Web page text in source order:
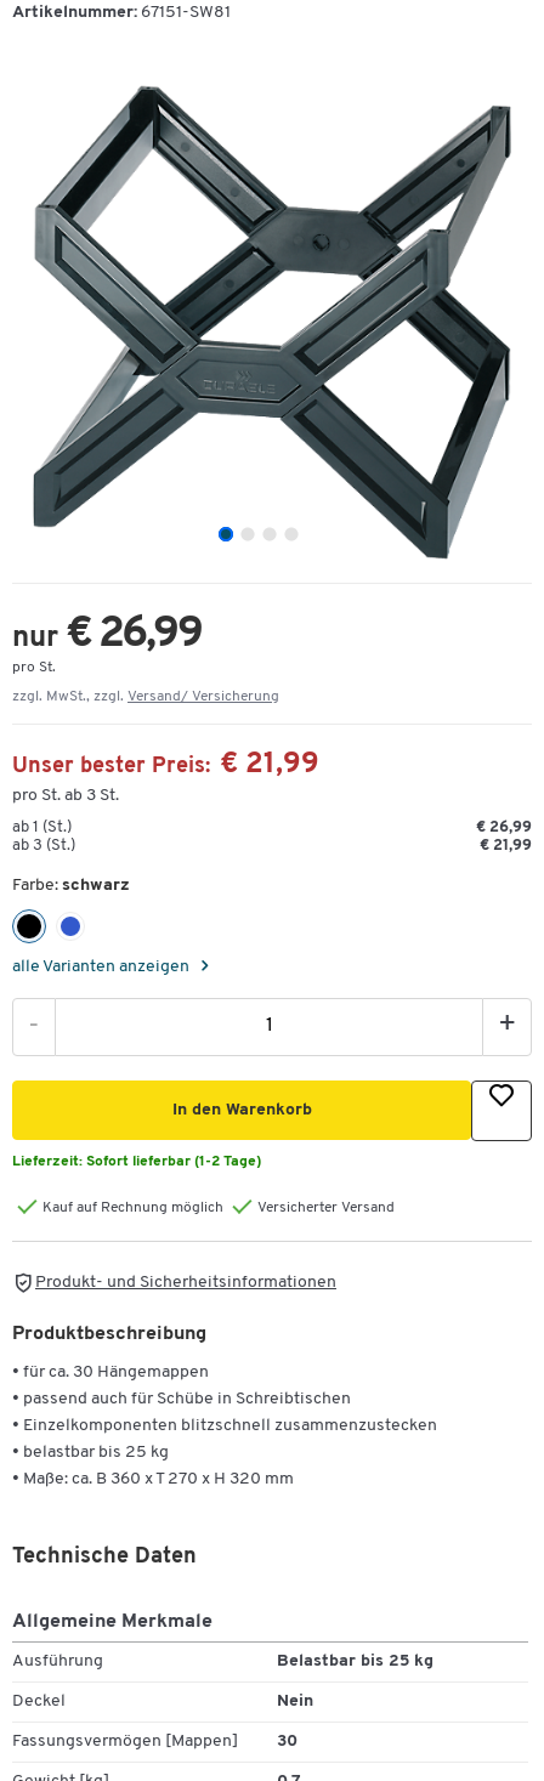
Artikelnummer: 67151-SW81
nur € 26,99
pro St.
zzgl. MwSt., zzgl. Versand/ Versicherung
Unser bester Preis: € 21,99
pro St. ab 3 St.
ab 1 (St.)
€ 26,99
ab 3 (St.)
€ 21,99
Farbe: schwarz
alle Varianten anzeigen
- +
In den Warenkorb
Lieferzeit: Sofort lieferbar (1-2 Tage)
Kauf auf Rechnung möglich Versicherter Versand
Produkt- und Sicherheitsinformationen
Produktbeschreibung
• für ca. 30 Hängemappen
• passend auch für Schübe in Schreibtischen
• Einzelkomponenten blitzschnell zusammenzustecken
• belastbar bis 25 kg
• Maße: ca. B 360 x T 270 x H 320 mm
Technische Daten
Allgemeine Merkmale
Ausführung Belastbar bis 25 kg
Deckel Nein
Fassungsvermögen [Mappen] 30